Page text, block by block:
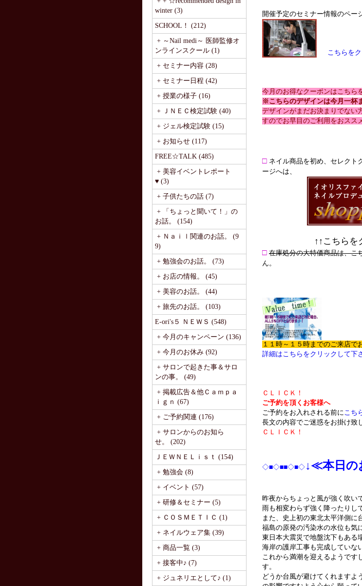
winter (3)
SCHOOL！ (212)
+ ～Nail medi～ 医師監修オ
ンラインスクール (1)
+ セミナー内容 (28)
+ セミナー日程 (42)
+ 授業の様子 (16)
+ ＪＮＥＣ検定試験 (40)
+ ジェル検定試験 (15)
+ お知らせ (117)
FREE☆TALK (485)
+ 美容イベントレポート
♥ (3)
+ 子供たちの話 (7)
+ 「ちょっと聞いて！」の
お話。 (154)
+ Ｎａｉｌ関連のお話。 (9
9)
+ 勉強会のお話。 (73)
+ お店の情報。 (45)
+ 美容のお話。 (44)
+ 旅先のお話。 (103)
E-ori's５ ＮＥＷＳ (548)
+ 今月のキャンペーン (136)
+ 今月のお休み (92)
+ サロンで起きた事＆サロ
ンの事。 (49)
+ 掲載広告＆他Ｃａｍｐａ
ｉｇｎ (67)
+ ご予約関連 (176)
+ サロンからのお知ら
せ。 (202)
ＪＥＷＮＥＬｉｓｔ (154)
+ 勉強会 (8)
+ イベント (57)
+ 研修＆セミナー (5)
+ ＣＯＳＭＥＴＩＣ (1)
+ ネイルウェア集 (39)
+ 商品一覧 (3)
+ 接客中♪ (7)
+ ジュネリエとして♪ (1)
開催予定のセミナー情報のペー
こちらを
今月のお得なクーポンはこちら
※こちらのデザインは今月一杯
デザインがまだお決まりでない
すのでお早目のご利用をおスス
□ ネイル商品を初め、セレクト
ージへは、
↑↑こちらを
□ 在庫処分の大特価商品は、こ
ん。
１１時～１５時までのご来店で
詳細はこちらをクリックして下
ＣＬＩＣＫ！
ご予約を頂くお客様へ
ご予約をお入れされる前にこち
長文の内容でご迷惑をお掛け致
ＣＬＩＣＫ！
◇■◇■■◇■◇ ↓≪本日の
昨夜からちょっと風が強く吹い
雨も相変わらず強く降ったりし
また、史上初の東北太平洋側に
福島の原発の汚染水の水位も気
東日本大震災で地盤沈下もある
海岸の護岸工事も完成していな
これから満潮を迎えるようです
す。
どうか台風が避けてくれますよ